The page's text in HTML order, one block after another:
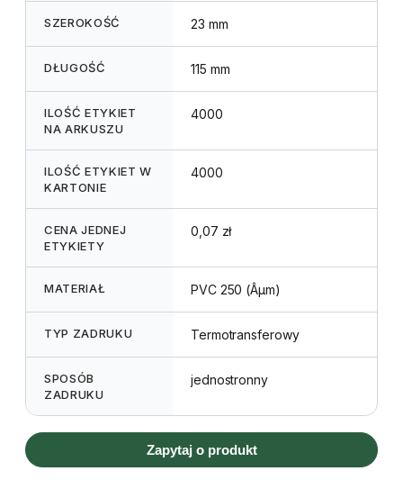
SZEROKOŚĆ 23 mm
DŁUGOŚĆ 115 mm
ILOŚĆ ETYKIET
NA ARKUSZU
4000
ILOŚĆ ETYKIET W
KARTONIE
4000
CENA JEDNEJ
ETYKIETY
0,07 zł
MATERIAŁ PVC 250 (Âµm)
TYP ZADRUKU Termotransferowy
SPOSÓB
ZADRUKU
jednostronny
Zapytaj o produkt